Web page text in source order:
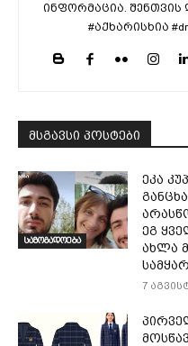
ინფორმაცია. შენთვის
#აქხარისხია
მსგავსი პოსტები
საზოგადოება
ეკა
ეგ
ახლა
7